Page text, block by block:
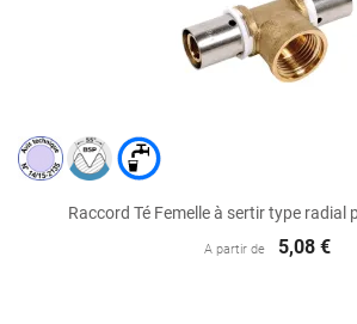
Raccord Té Femelle à sertir type radial
A partir de 5,08 €